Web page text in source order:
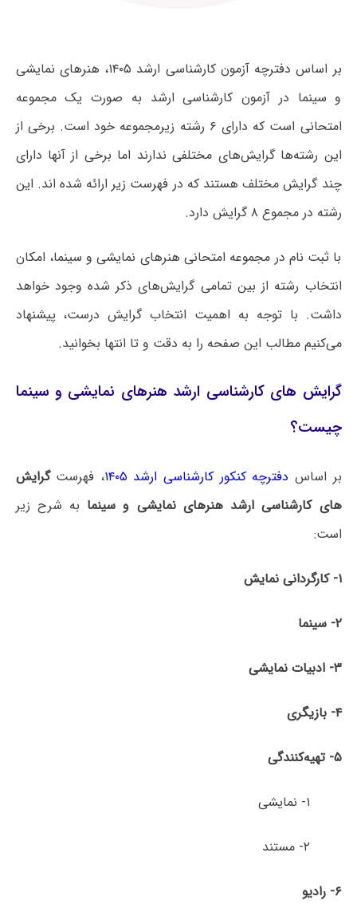
بر اساس دفترچه آزمون کارشناسی ارشد ۱۴۰۵، هنرهای نمایشی
و سینما در آزمون کارشناسی ارشد به صورت یک مجموعه
امتحانی است که دارای ۶ رشته زیرمجموعه خود است. برخی از
این رشته‌ها گرایش‌های مختلفی ندارند اما برخی از آنها دارای
چند گرایش مختلف هستند که در فهرست زیر ارائه شده اند. این
رشته در مجموع ۸ گرایش دارد.
با ثبت نام در مجموعه امتحانی هنرهای نمایشی و سینما، امکان
انتخاب رشته از بین تمامی گرایش‌های ذکر شده وجود خواهد
داشت. با توجه به اهمیت انتخاب گرایش درست، پیشنهاد
می‌کنیم مطالب این صفحه را به دقت و تا انتها بخوانید.
گرایش های کارشناسی ارشد هنرهای نمایشی و سینما
چیست؟
بر اساس دفترچه کنکور کارشناسی ارشد ۱۴۰۵ ، فهرست گرایش
های کارشناسی ارشد هنرهای نمایشی و سینما به شرح زیر
است:
۱- کارگردانی نمایش
۲- سینما
۳- ادبیات نمایشی
۴- بازیگری
۵- تهیه‌کنندگی
۱- نمایشی
۲- مستند
۶- رادیو